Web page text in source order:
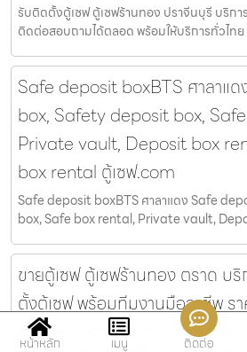
รับติดตั้งตู้เซฟ ตู้เซฟร้านทอง ปราจีนบุรี บริก
ติดต่อสอบถามได้ตลอด พร้อมให้บริการทั่วไทย
Safe deposit boxBTS ศาลาแ
box, Safety deposit box,
Private vault, Deposit box
box rental ตู้เซฟ.com
Safe deposit boxBTS ศาลาแดง Safe
box, Safe box rental, Private vault,
ขายตู้เซฟ ตู้เซฟร้านทอง ตราด บ
ตั้งตู้เซฟ พร้อมทีมงานมืออาชีพ ร
ขายตู้เซฟ ตู้เซฟร้านทอง ตราด บริการ ขายตู้
หน้าหลัก เมนู ติดต่อ